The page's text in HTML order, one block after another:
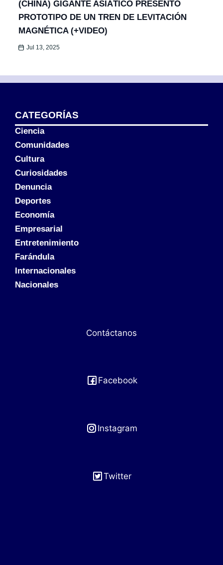
(CHINA) GIGANTE ASIÁTICO PRESENTÓ
PROTOTIPO DE UN TREN DE LEVITACIÓN
MAGNÉTICA (+VIDEO)
Jul 13, 2025
CATEGORÍAS
Ciencia
Comunidades
Cultura
Curiosidades
Denuncia
Deportes
Economía
Empresarial
Entretenimiento
Farándula
Internacionales
Nacionales
Contáctanos
Facebook
Instagram
Twitter